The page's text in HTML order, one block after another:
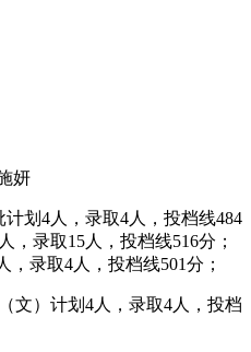
妍
划4人，录取4人，投档线484
，录取15人，投档线516分；
录取4人，投档线501分；
文）计划4人，录取4人，投档